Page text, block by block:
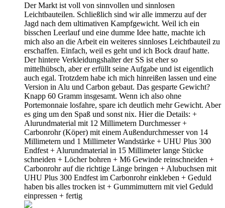
Der Markt ist voll von sinnvollen und sinnlosen
Leichtbauteilen. Schließlich sind wir alle immerzu auf der
Jagd nach dem ultimativen Kampfgewicht. Weil ich ein
bisschen Leerlauf und eine dumme Idee hatte, machte ich
mich also an die Arbeit ein weiteres sinnloses Leichtbauteil zu
erschaffen. Einfach, weil es geht und ich Bock drauf hatte.
Der hintere Verkleidungshalter der SS ist eher so
mittelhübsch, aber er erfüllt seine Aufgabe und ist eigentlich
auch egal. Trotzdem habe ich mich hinreißen lassen und eine
Version in Alu und Carbon gebaut. Das gesparte Gewicht?
Knapp 60 Gramm insgesamt. Wenn ich also ohne
Portemonnaie losfahre, spare ich deutlich mehr Gewicht. Aber
es ging um den Spaß und sonst nix. Hier die Details: +
Alurundmaterial mit 12 Millimetern Durchmesser +
Carbonrohr (Köper) mit einem Außendurchmesser von 14
Millimetern und 1 Millimeter Wandstärke + UHU Plus 300
Endfest + Alurundmaterial in 15 Millimeter lange Stücke
schneiden + Löcher bohren + M6 Gewinde reinschneiden +
Carbonrohr auf die richtige Länge bringen + Alubuchsen mit
UHU Plus 300 Endfest im Carbonrohr einkleben + Geduld
haben bis alles trocken ist + Gummimuttern mit viel Geduld
einpressen + fertig